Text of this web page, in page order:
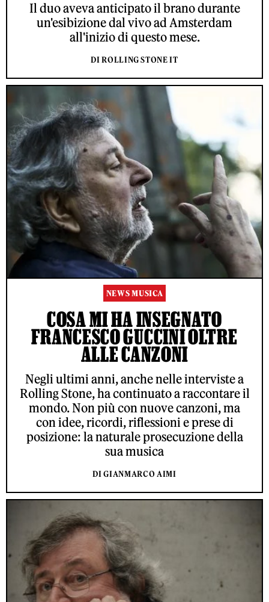
Il duo aveva anticipato il brano durante
un'esibizione dal vivo ad Amsterdam
all'inizio di questo mese.
DI ROLLING STONE IT
NEWS MUSICA
COSA MI HA INSEGNATO
FRANCESCO GUCCINI OLTRE
ALLE CANZONI
Negli ultimi anni, anche nelle interviste a
Rolling Stone, ha continuato a raccontare il
mondo. Non più con nuove canzoni, ma
con idee, ricordi, riflessioni e prese di
posizione: la naturale prosecuzione della
sua musica
DI GIANMARCO AIMI